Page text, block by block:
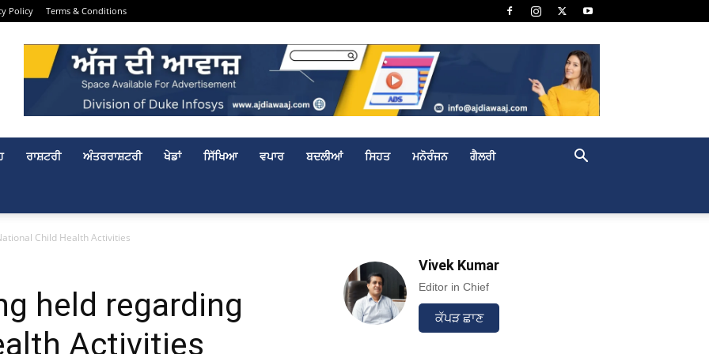
Policy Terms & Conditions
ਰਾਸ਼ਟਰੀ ਅੰਤਰਰਾਸ਼ਟਰੀ ਖੇਡਾਂ ਸਿੱਖਿਆ ਵਪਾਰ ਬਦਲੀਆਂ ਸਿਹਤ ਮਨੋਰੰਜਨ ਗੈਲਰੀ
Child Health Activities
held regarding
Activities
Vivek Kumar
Editor in Chief
ਕੱਪੜ ਛਾਣ